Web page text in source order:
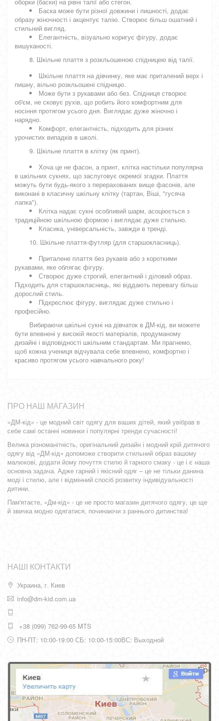
Баска може бути різної довжини і пишності, додає
образу жіночності і акцентує талію. Створює більш ошатний і
стильний вигляд.
Елегантність, візуально коригує фігуру, додає
вишуканості.
8. Шкільне плаття з розкльошеною спідницею від талії.
Шкільне плаття на дівчинку, яке має приталений верх і
пишну, вільно розкльошені спідницю.
Може бути з рукавами або без. Спідниця створює
об'єм, не сковує рухів, що робить його комфортним для
носіння протягом усього дня. Виглядає дуже жіночно і
нарядно.
Комфорт, елегантність, підходить для різних
урочистих випадків в школі.
9. Шкільне плаття в клітку (як принт).
Хоча це не фасон, а принт, клітка настільки популярна
в шкільних сукнях, що заслуговує окремої згадки. Плаття
можуть бути будь-якого з перерахованих вище фасонів, але
виконані в класичну шкільну клітку (тартан, Віші, "гусяча
лапка").
Клітка надає сукні особливий шарм, асоціюється з
традиційною шкільною формою і виглядає дуже стильно.
Класика, універсальність, завжди в тренді.
10. Шкільне плаття-футляр (для старшокласниць).
Приталене плаття без рукавів або з короткими
рукавами, яке облягає фігуру.
Створює дуже строгий, елегантний і діловий образ.
Підходить для старшокласниць, які віддають перевагу більш
дорослий стиль.
Підкреслює фігуру, виглядає дуже стильно і
професійно.
Вибираючи шкільні сукні на дівчаток в ДМ-кід, ви можете
бути впевнені у високій якості матеріалів, продуманому
дизайні і відповідності шкільним стандартам. Ми прагнемо,
щоб кожна учениця відчувала себе впевнено, комфортно і
красиво протягом усього навчального року!
ПРО НАШ МАГАЗИН
«ДМ-кід» - це модний світ одягу для ваших дітей, який увібрав в
себе самі останні новинки і популярні тренди сучасності!
Велика різноманітність, оригінальний дизайн і модний крій дитячого
одягу від «ДМ-кід» допоможе створити стильний образ вашому
малюкові, додати йому почуття стилю й гарного смаку - це і є наша
основна задача. Адже гарний і якісний одяг – це не тільки данина
моді і стилю, але і відмінний спосіб розвитку індивідуальності
дитини.
Пам'ятаєте, «Дм-кід» - це не просто магазин дитячого одягу, це ще
й звичка модно одягатися, починаючи з раннього дитинства!
НАШІ КОНТАКТИ
Украина, г. Киев
info@dm-kid.com.ua
+38 (099) 762-99-65 MTS
ПН-ПТ: 10:00-19:00 СБ: 10:00-15:00ВС: Выходной